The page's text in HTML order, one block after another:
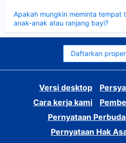
Apakah mungkin meminta tempat
anak-anak atau ranjang bayi?
Daftarkan
Versi desktop
Cara kerja kami
Pernyataan
Pernyataan Hak